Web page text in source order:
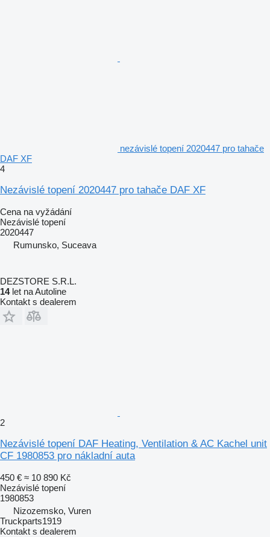
nezávislé topení 2020447 pro tahače
DAF XF
4
Nezávislé topení 2020447 pro tahače DAF XF
Cena na vyžádání
Nezávislé topení
2020447
Rumunsko, Suceava
DEZSTORE S.R.L.
14let na Autoline
Kontakt s dealerem
2
Nezávislé topení DAF Heating, Ventilation & AC Kachel unit
CF 1980853 pro nákladní auta
450 € ≈ 10 890 Kč
Nezávislé topení
1980853
Nizozemsko, Vuren
Truckparts1919
Kontakt s dealerem